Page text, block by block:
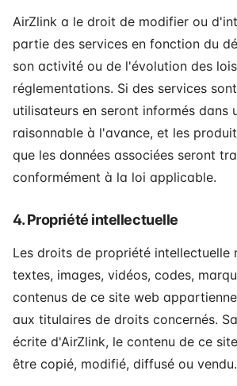
AirZlink a le droit de modifier ou
partie des services en fonction du
son activité ou de l'évolution des
réglementations. Si des services
utilisateurs en seront informés dans
raisonnable à l'avance, et les
que les données associées seront
conformément à la loi applicable.
4. Propriété intellectuelle
Les droits de propriété intellectuelle
textes, images, vidéos, codes,
contenus de ce site web
aux titulaires de droits concernés.
écrite d'AirZlink, le contenu de ce
être copié, modifié, diffusé ou vendu.